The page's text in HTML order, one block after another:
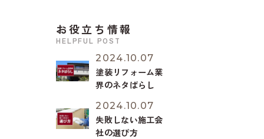
険性【2026年緊
急】オートンイク
シードが受注停
止？
お役立ち情報
HELPFUL POST
2024.10.07
塗装リフォーム業
界のネタばらし
2024.10.07
失敗しない施工会
社の選び方